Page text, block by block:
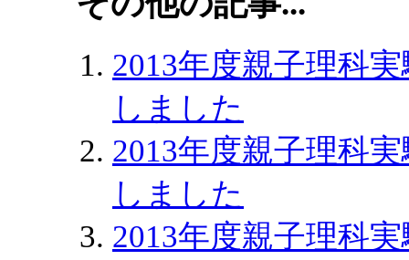
2013年度親子理科
しました
2013年度親子理科
しました
2013年度親子理科